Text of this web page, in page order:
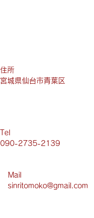
​住所
宮城県仙台市青葉区
​Tel
090-2735-2139
Mail​
sinritomoko@gmail.com